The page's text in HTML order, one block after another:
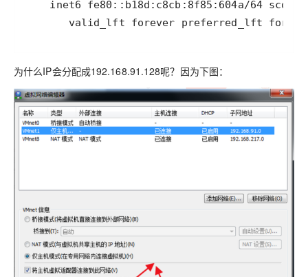
valid_lft forever preferred_lft
为什么IP会分配成192.168.91.128呢？因为下图：